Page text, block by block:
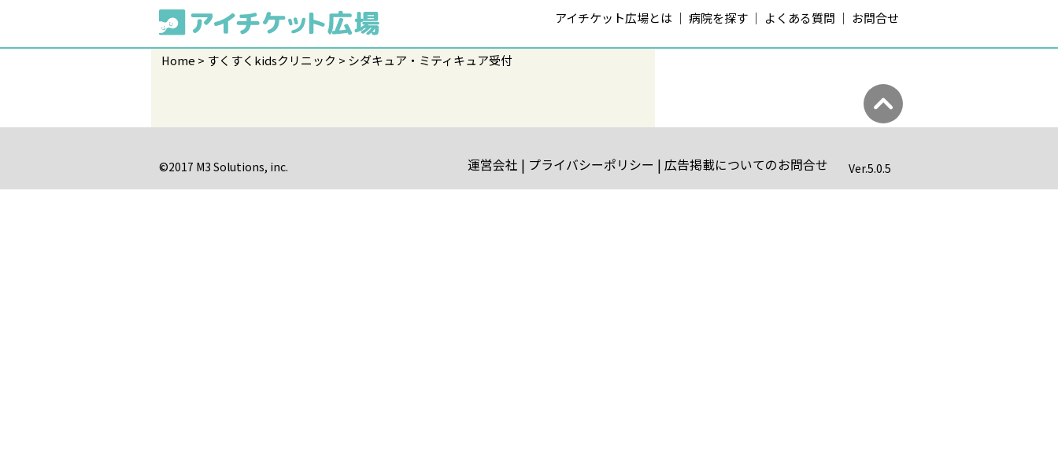
アイチケット広場とは 病院を探す よくある質問 お問合せ
Home すくすくkidsクリニック シダキュア・ミティキュア受付
運営会社 プライバシーポリシー 広告掲載についてのお問合せ
©2017 M3 Solutions, inc. Ver.5.0.5